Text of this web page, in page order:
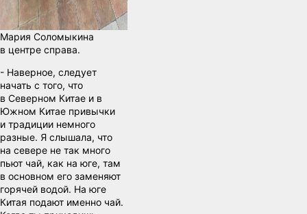
Мария Соломыкина
в центре справа.
- Наверное, следует
начать с того, что
в Северном Китае и в
Южном Китае привычки
и традиции немного
разные. Я слышала, что
на севере не так много
пьют чай, как на юге, там
в основном его заменяют
горячей водой. На юге
Китая подают именно чай.